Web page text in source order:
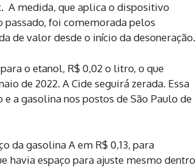
A medida, que aplica o dispositivo
passado, foi comemorada pelos
de valor desde o início da desoneração.
o etanol, R$ 0,02 o litro, o que
de 2022. A Cide seguirá zerada. Essa
a gasolina nos postos de São Paulo de
da gasolina A em R$ 0,13, para
havia espaço para ajuste mesmo dentro